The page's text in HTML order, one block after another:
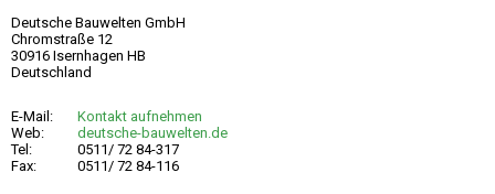
Deutsche Bauwelten GmbH
Chromstraße 12
30916 Isernhagen HB
Deutschland
E-Mail:
Kontakt aufnehmen
Web:
deutsche-bauwelten.de
Tel:
0511/ 72 84-317
Fax:
0511/ 72 84-116